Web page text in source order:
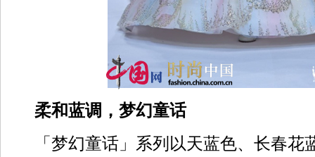
柔和蓝调，梦幻童话
「梦幻童话」系列以天蓝色、长春花